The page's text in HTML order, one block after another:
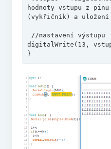
hodnoty vstupu z
(vykřičník) a uložení
digitalWrite(13,
}